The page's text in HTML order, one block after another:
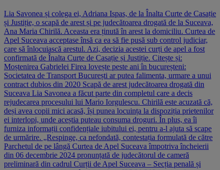
Lia Savonea și colega ei, Adriana Ispas, de la Înalta Curte de Casație
și Justiție, o scapă de arest și pe judecătoarea drogată de la Suceava,
Ana Maria Chirilă. Aceasta era ținută în arest la domiciliu. Curtea de
Apel Suceava acceptase însă ca ea să fie pusă sub control judiciar,
care să înlocuiască arestul. Azi, decizia acestei curți de apel a fost
confirmată de Înalta Curte de Casație și Justiție. Citește și:
Moștenirea Gabrielei Firea lovește peste ani în bucureșteni:
Societatea de Transport București ar putea falimenta, urmare a unui
contract dubios din 2020 Scapă de arest judecătoarea drogată din
Suceava Lia Savonea a făcut parte din completul care a decis
rejudecarea procesului lui Mario Iorgulescu. Chirilă este acuzată că,
deși avea copii mici acasă, își punea locuința la dispoziția prietenilor
ei interlopi, unde aceștia puteau consuma droguri. În plus, ea îi
furniza informații confidențiale iubitului ei, pentru a-l ajuta să scape
de urmărire. „Respinge, ca nefondată, contestația formulată de către
Parchetul de pe lângă Curtea de Apel Suceava împotriva încheierii
din 06 decembrie 2024 pronunțată de judecătorul de cameră
preliminară din cadrul Curții de Apel Suceava – Secția penală și